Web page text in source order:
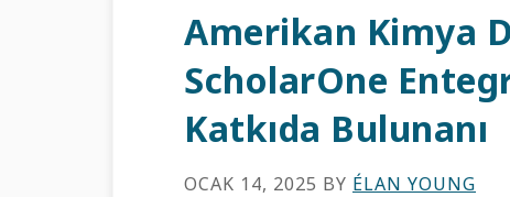
Amerikan Kimya
ScholarOne
Katkıda Bulunanı
OCAK 14, 2025 BY ÉLAN YOUNG